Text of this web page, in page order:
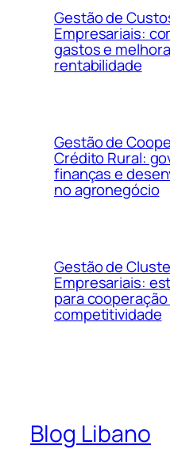
Gestão de
Empresariais:
gastos e
rentabilidade
Gestão de
Crédito Rural:
finanças e
no agronegócio
Gestão de
Empresariais:
para cooperação
competitividade
Blog Libano